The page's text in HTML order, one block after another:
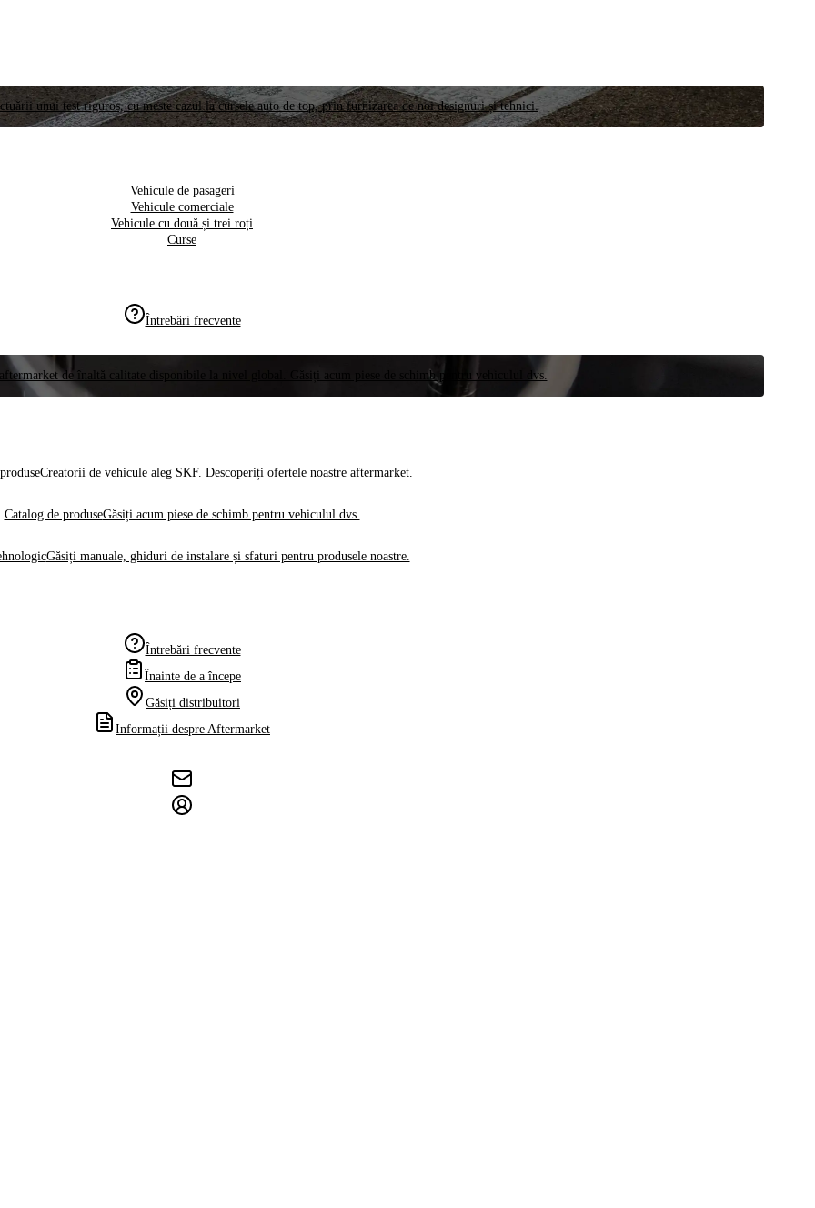
unui test riguros, cu meste cazul la cursele auto de top, prin furnizarea de noi designuri și tehnici.
Vehicule de pasageri
Vehicule comerciale
Vehicule cu două și trei roți
Curse
Întrebări frecvente
de înaltă calitate disponibile la nivel global. Găsiți acum piese de schimb pentru vehiculul dvs.
Creatorii de vehicule aleg SKF. Descoperiți ofertele noastre aftermarket.
Catalog de produseGăsiți acum piese de schimb pentru vehiculul dvs.
Găsiți manuale, ghiduri de instalare și sfaturi pentru produsele noastre.
Întrebări frecvente
Înainte de a începe
Găsiți distribuitori
Informații despre Aftermarket